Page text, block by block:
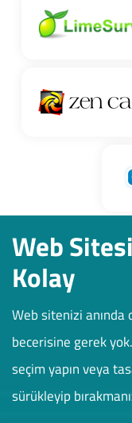
Web
Kolay
Web sitenizi
becerisine gerek
seçim yapın veya
sürükleyip